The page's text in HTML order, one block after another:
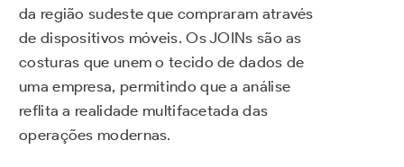
da região sudeste que compraram através
de dispositivos móveis. Os JOINs são as
costuras que unem o tecido de dados de
uma empresa, permitindo que a análise
reflita a realidade multifacetada das
operações modernas.